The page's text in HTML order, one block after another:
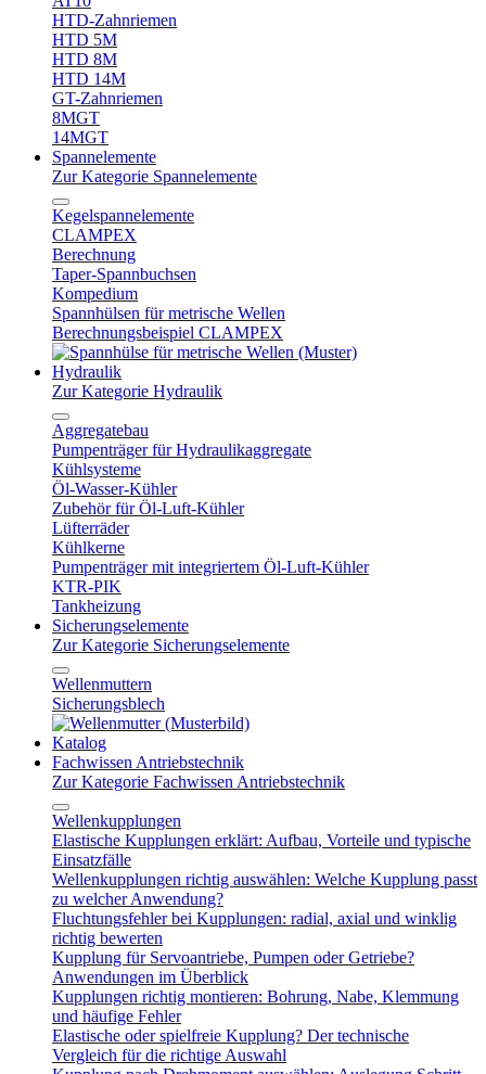
HTD-Zahnriemen
HTD 5M
HTD 8M
HTD 14M
GT-Zahnriemen
8MGT
14MGT
Spannelemente
Zur Kategorie Spannelemente
Kegelspannelemente
CLAMPEX
Berechnung
Taper-Spannbuchsen
Kompedium
Spannhülsen für metrische Wellen
Berechnungsbeispiel CLAMPEX
Hydraulik
Zur Kategorie Hydraulik
Aggregatebau
Pumpenträger für Hydraulikaggregate
Kühlsysteme
Öl-Wasser-Kühler
Zubehör für Öl-Luft-Kühler
Lüfterräder
Kühlkerne
Pumpenträger mit integriertem Öl-Luft-Kühler
KTR-PIK
Tankheizung
Sicherungselemente
Zur Kategorie Sicherungselemente
Wellenmuttern
Sicherungsblech
Katalog
Fachwissen Antriebstechnik
Zur Kategorie Fachwissen Antriebstechnik
Wellenkupplungen
Elastische Kupplungen erklärt: Aufbau, Vorteile und typische
Einsatzfälle
Wellenkupplungen richtig auswählen: Welche Kupplung passt
zu welcher Anwendung?
Fluchtungsfehler bei Kupplungen: radial, axial und winklig
richtig bewerten
Kupplung für Servoantriebe, Pumpen oder Getriebe?
Anwendungen im Überblick
Kupplungen richtig montieren: Bohrung, Nabe, Klemmung
und häufige Fehler
Elastische oder spielfreie Kupplung? Der technische
Vergleich für die richtige Auswahl